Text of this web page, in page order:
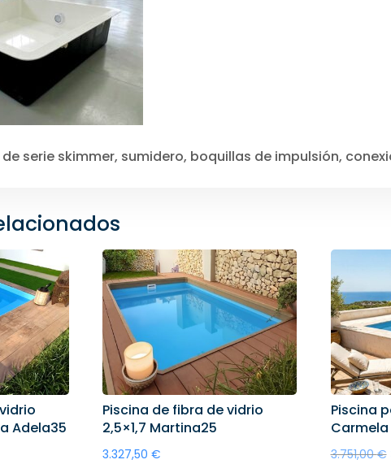
serie skimmer, sumidero, boquillas de impulsión,
Adela35
Piscina de fibra de vidrio
2,5×1,7 Martina25
3.327,50€
Piscina
Carmela
3.751,00€